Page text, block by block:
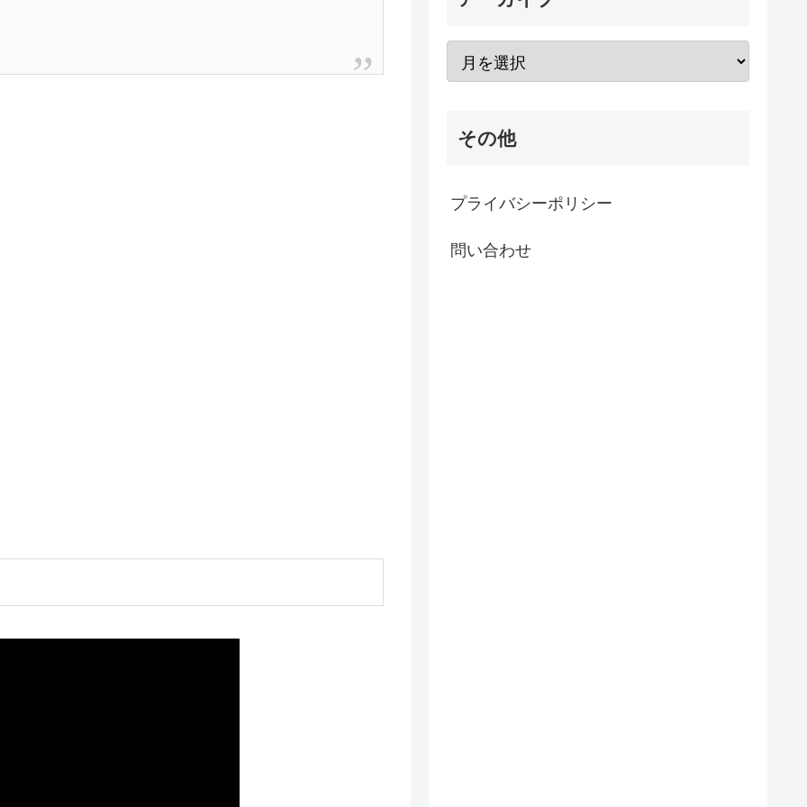
その他
プライバシーポリシー
問い合わせ